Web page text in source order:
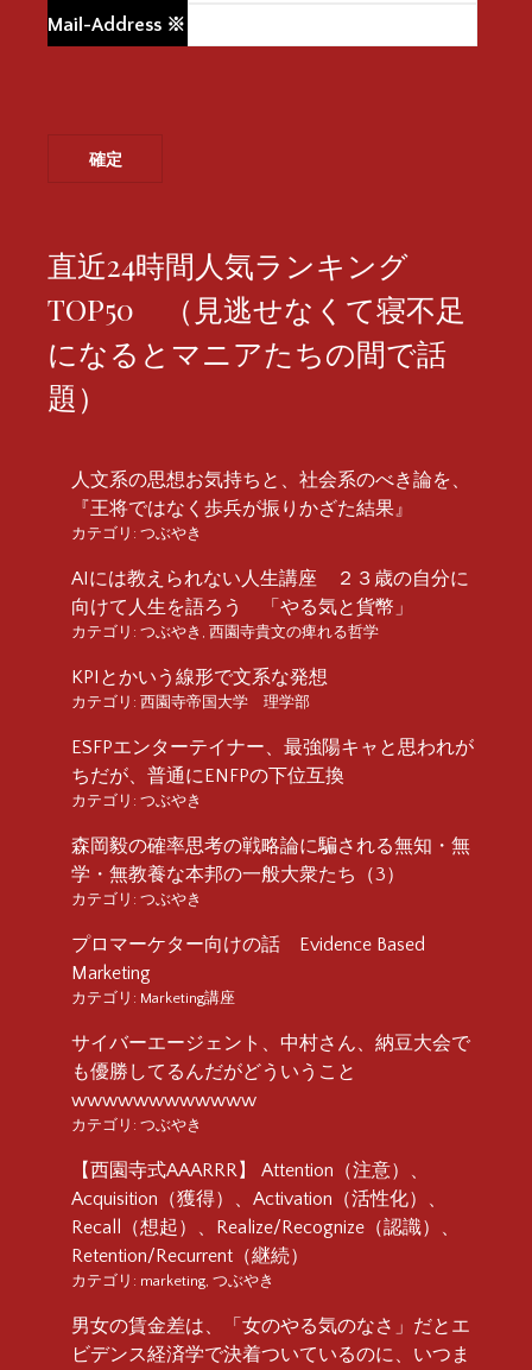
Mail-Address ※
直近24時間人気ランキング
TOP50 （見逃せなくて寝不足
になるとマニアたちの間で話
題）
人文系の思想お気持ちと、社会系のべき論を、
『王将ではなく歩兵が振りかざた結果』
カテゴリ: つぶやき
AIには教えられない人生講座 ２３歳の自分に
向けて人生を語ろう 「やる気と貨幣」
カテゴリ: つぶやき , 西園寺貴文の痺れる哲学
KPIとかいう線形で文系な発想
カテゴリ: 西園寺帝国大学 理学部
ESFPエンターテイナー、最強陽キャと思われが
ちだが、普通にENFPの下位互換
カテゴリ: つぶやき
森岡毅の確率思考の戦略論に騙される無知・無
学・無教養な本邦の一般大衆たち（3）
カテゴリ: つぶやき
プロマーケター向けの話 Evidence Based
Marketing
カテゴリ: Marketing講座
サイバーエージェント、中村さん、納豆大会で
も優勝してるんだがどういうこと
wwwwwwwwwwww
カテゴリ: つぶやき
【西園寺式AAARRR】 Attention（注意）、
Acquisition（獲得）、Activation（活性化）、
Recall（想起）、Realize/Recognize（認識）、
Retention/Recurrent（継続）
カテゴリ: marketing, つぶやき
男女の賃金差は、「女のやる気のなさ」だとエ
ビデンス経済学で決着ついているのに、いつま